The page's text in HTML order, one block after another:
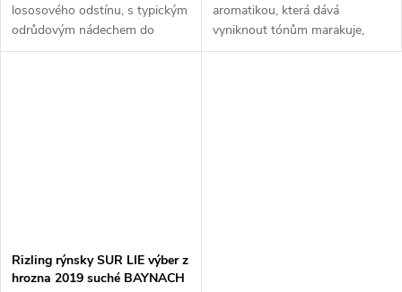
lososového odstínu, s typickým
odrůdovým nádechem do
oranžova. Je to řemesl...
aromatikou, která dává
vyniknout tónům marakuje,
meruněk, citrusů i ...
Rizling rýnsky SUR LIE výber z
hrozna 2019 suché BAYNACH